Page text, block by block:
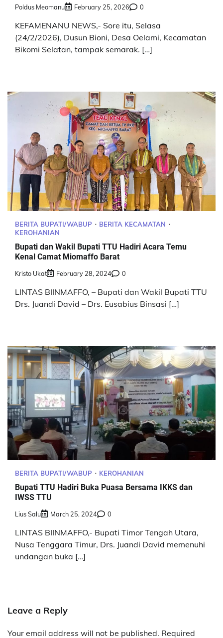
Poldus Meomanu February 25, 2026 0
KEFAMENANU NEWS,- Sore itu, Selasa
(24/2/2026), Dusun Bioni, Desa Oelami, Kecamatan
Bikomi Selatan, tampak semarak. […]
BERITA BUPATI/WABUP
BERITA KECAMATAN
KEROHANIAN
Bupati dan Wakil Bupati TTU Hadiri Acara Temu
Kenal Camat Miomaffo Barat
Kristo Ukat February 28, 2024 0
LINTAS BIINMAFFO, – Bupati dan Wakil Bupati TTU
Drs. Juandi David – Drs. Eusabius Binsasi […]
BERITA BUPATI/WABUP KEROHANIAN
Bupati TTU Hadiri Buka Puasa Bersama IKKS dan
IWSS TTU
Lius Salu March 25, 2024 0
LINTAS BIINMAFFO,- Bupati Timor Tengah Utara,
Nusa Tenggara Timur, Drs. Juandi David memenuhi
undangan buka […]
Leave a Reply
Your email address will not be published. Required